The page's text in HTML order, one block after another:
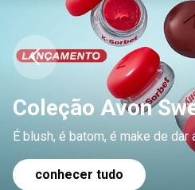
Coleção Avon
É blush, é batom, é make de dar
conhecer tudo